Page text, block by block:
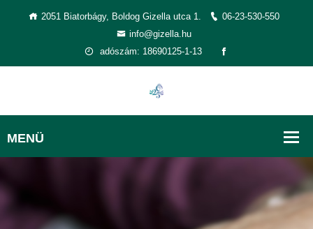
2051 Biatorbágy, Boldog Gizella utca 1.
06-23-530-550
info@gizella.hu
adószám: 18690125-1-13